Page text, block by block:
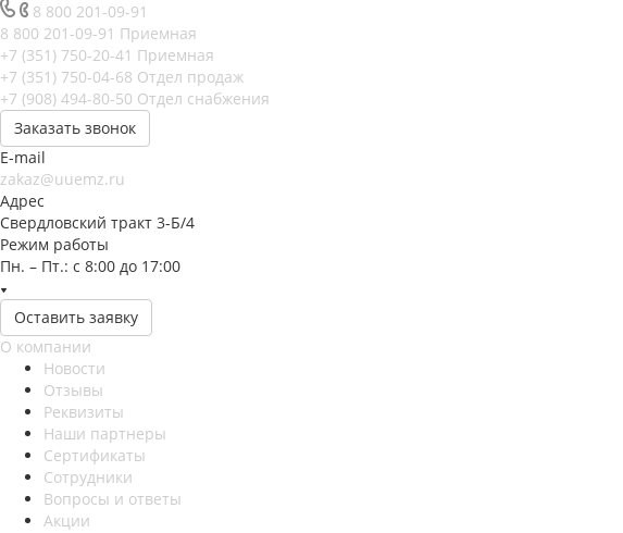
8 800 201-09-91
8 800 201-09-91 Приемная
+7 (351) 750-20-41 Приемная
+7 (351) 750-04-68 Отдел продаж
+7 (908) 494-80-50 Отдел снабжения
Заказать звонок
E-mail
zakaz@uuemz.ru
Адрес
Свердловский тракт 3-Б/4
Режим работы
Пн. – Пт.: с 8:00 до 17:00
Оставить заявку
О компании
Новости
Отзывы
Реквизиты
Наши партнеры
Сертификаты
Сотрудники
Вопросы и ответы
Акции